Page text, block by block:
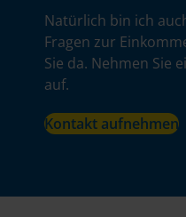
Natürlich bin ich
Fragen zur
Sie da. Nehmen Sie
auf.
Kontakt aufnehmen